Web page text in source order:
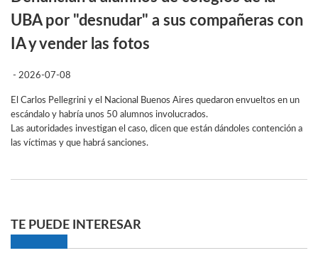
UBA por "desnudar" a sus compañeras con
IA y vender las fotos
- 2026-07-08
El Carlos Pellegrini y el Nacional Buenos Aires quedaron envueltos en un
escándalo y habría unos 50 alumnos involucrados.
Las autoridades investigan el caso, dicen que están dándoles contención a
las víctimas y que habrá sanciones.
TE PUEDE INTERESAR